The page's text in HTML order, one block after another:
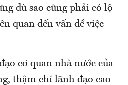
dù sao cũng phải có lộ
quan đến vấn đề việc
cơ quan nhà nước của
thậm chí lãnh đạo cao